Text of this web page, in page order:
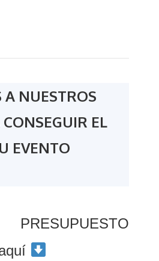
NUESTROS
EL
EVENTO